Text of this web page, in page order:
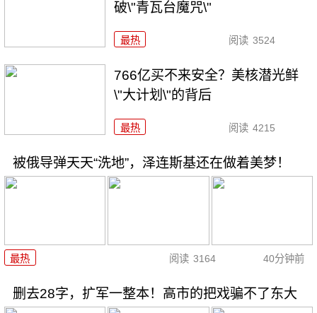
破\"青瓦台魔咒\"
最热 阅读 3524
766亿买不来安全？美核潜光鲜
\"大计划\"的背后
最热 阅读 4215
被俄导弹天天“洗地”，泽连斯基还在做着美梦！
最热 阅读 3164 40分钟前
删去28字，扩军一整本！高市的把戏骗不了东大